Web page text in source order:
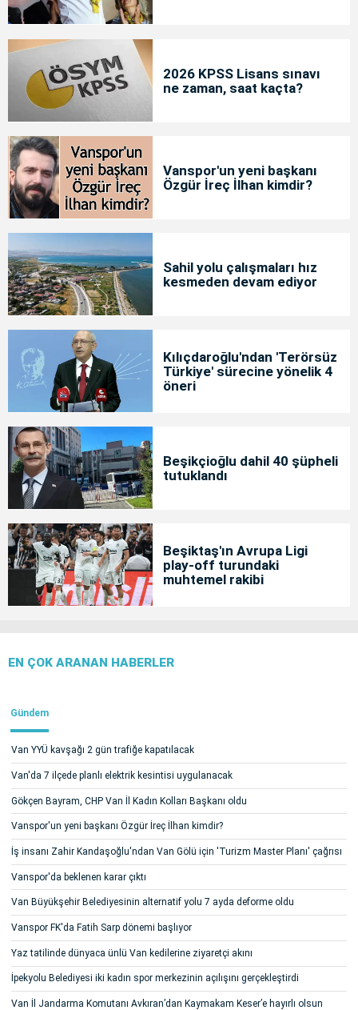
2026 KPSS Lisans sınavı
ne zaman, saat kaçta?
Vanspor'un yeni başkanı
Özgür İreç İlhan kimdir?
Sahil yolu çalışmaları hız
kesmeden devam ediyor
Kılıçdaroğlu'ndan 'Terörsüz
Türkiye' sürecine yönelik 4
öneri
Beşikçioğlu dahil 40 şüpheli
tutuklandı
Beşiktaş'ın Avrupa Ligi
play-off turundaki
muhtemel rakibi
EN ÇOK ARANAN HABERLER
Gündem
Van YYÜ kavşağı 2 gün trafiğe kapatılacak
Van'da 7 ilçede planlı elektrik kesintisi uygulanacak
Gökçen Bayram, CHP Van İl Kadın Kolları Başkanı oldu
Vanspor'un yeni başkanı Özgür İreç İlhan kimdir?
İş insanı Zahir Kandaşoğlu'ndan Van Gölü için 'Turizm Master Planı' çağrısı
Vanspor'da beklenen karar çıktı
Van Büyükşehir Belediyesinin alternatif yolu 7 ayda deforme oldu
Vanspor FK'da Fatih Sarp dönemi başlıyor
Yaz tatilinde dünyaca ünlü Van kedilerine ziyaretçi akını
İpekyolu Belediyesi iki kadın spor merkezinin açılışını gerçekleştirdi
Van İl Jandarma Komutanı Avkıran’dan Kaymakam Keser’e hayırlı olsun